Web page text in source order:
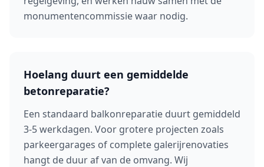
monumentencommissie waar nodig.
Hoelang duurt een gemiddelde
betonreparatie?
Een standaard balkonreparatie duurt gemiddeld
3-5 werkdagen. Voor grotere projecten zoals
parkeergarages of complete galerijrenovaties
hangt de duur af van de omvang. Wij